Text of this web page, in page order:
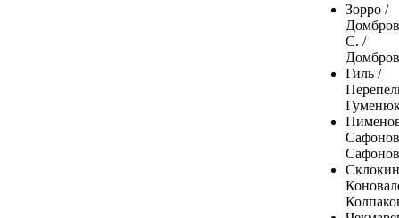
Зорро /
С. /
Гиль /